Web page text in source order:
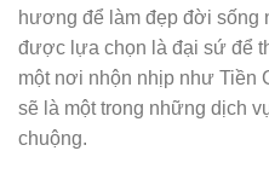
hương để làm đẹp đời sống
được lựa chọn là đại sứ để
một nơi nhộn nhịp như Tiền
sẽ là một trong những dịch
chuộng.